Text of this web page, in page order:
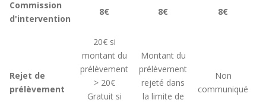
Commission
d'intervention
8€ 8€ 8€
Rejet de
prélèvement
20€ si
montant du
prélèvement
> 20€
Gratuit si
Montant du
prélèvement
rejeté dans
la limite de
Non
communiqué